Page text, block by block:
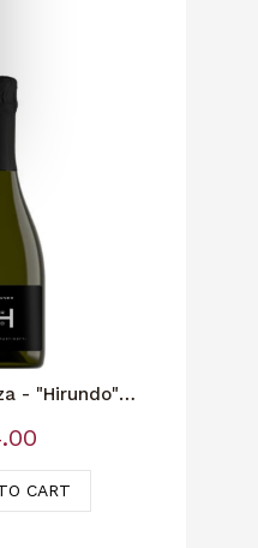
- "Hirundo"
CART